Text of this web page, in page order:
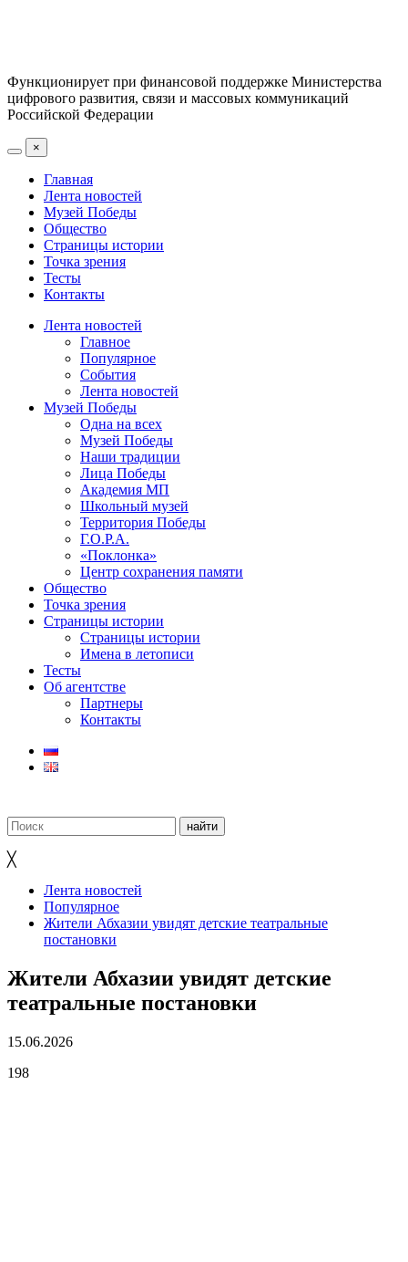
Функционирует при финансовой поддержке Министерства
цифрового развития, связи и массовых коммуникаций
Российской Федерации
×
Главная
Лента новостей
Музей Победы
Общество
Страницы истории
Точка зрения
Тесты
Контакты
Лента новостей
Главное
Популярное
События
Лента новостей
Музей Победы
Одна на всех
Музей Победы
Наши традиции
Лица Победы
Академия МП
Школьный музей
Территория Победы
Г.О.Р.А.
«Поклонка»
Центр сохранения памяти
Общество
Точка зрения
Страницы истории
Страницы истории
Имена в летописи
Тесты
Об агентстве
Партнеры
Контакты
╳
Лента новостей
Популярное
Жители Абхазии увидят детские театральные
постановки
Жители Абхазии увидят детские
театральные постановки
15.06.2026
198